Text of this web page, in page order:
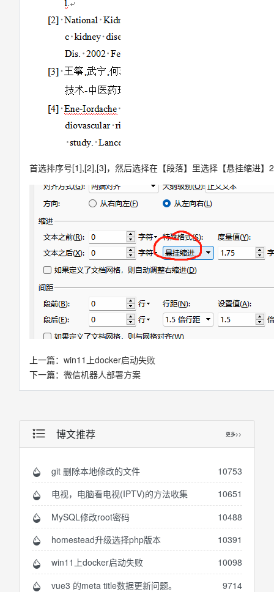
首选排序号[1],[2],[3]，然后选择在【段落】里选择【悬挂缩进】
上一篇： win11上docker启动失败
下一篇： 微信机器人部署方案
博文推荐 更多>>
git 删除本地修改的文件
10753
电视，电脑看电视(IPTV)的方法收集
10651
MySQL修改root密码
10488
homestead升级选择php版本
10391
win11上docker启动失败
10098
vue3 的meta title数据更新问题。
9714